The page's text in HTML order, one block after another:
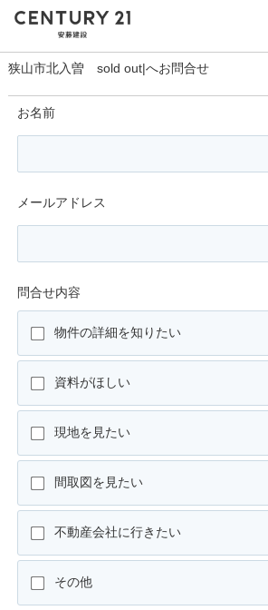
狭山市北入曽 sold out|へお問合せ
お名前
メールアドレス
問合せ内容
物件の詳細を知りたい
資料がほしい
現地を見たい
間取図を見たい
不動産会社に行きたい
その他